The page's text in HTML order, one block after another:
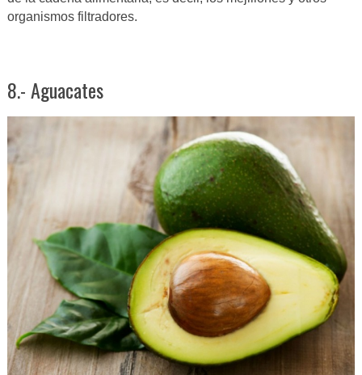
organismos filtradores.
8.- Aguacates